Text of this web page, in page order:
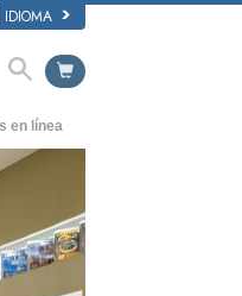
IDIOMA
en línea